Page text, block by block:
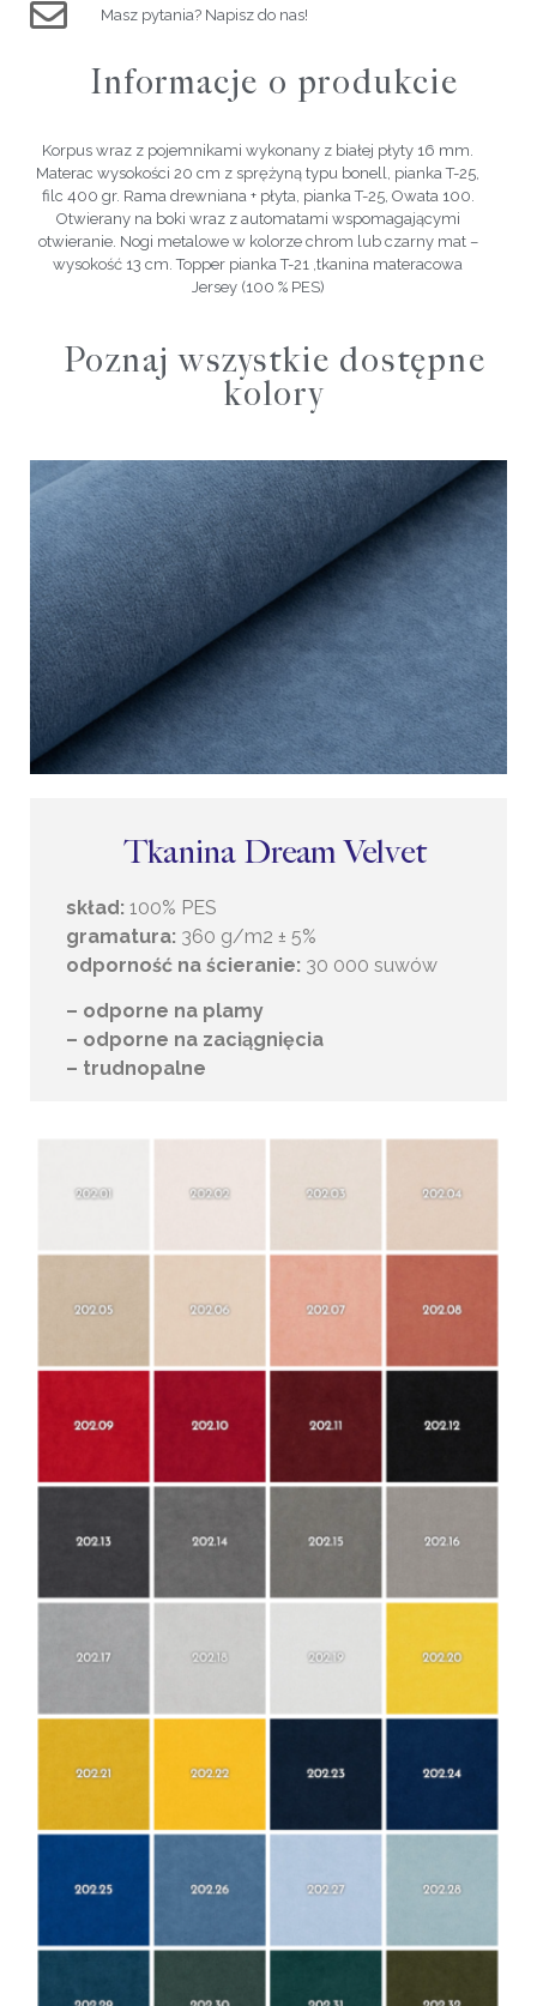
Masz pytania? Napisz do nas!
Informacje o produkcie
Korpus wraz z pojemnikami wykonany z białej płyty 16 mm.
Materac wysokości 20 cm z sprężyną typu bonell, pianka T-25,
filc 400 gr. Rama drewniana + płyta, pianka T-25, Owata 100.
Otwierany na boki wraz z automatami wspomagającymi
otwieranie. Nogi metalowe w kolorze chrom lub czarny mat –
wysokość 13 cm. Topper pianka T-21 ,tkanina materacowa
Jersey (100 % PES)
Poznaj wszystkie dostępne
kolory
Tkanina Dream Velvet
skład: 100% PES
gramatura: 360 g/m2 ± 5%
odporność na ścieranie: 30 000 suwów
– odporne na plamy
– odporne na zaciągnięcia
– trudnopalne